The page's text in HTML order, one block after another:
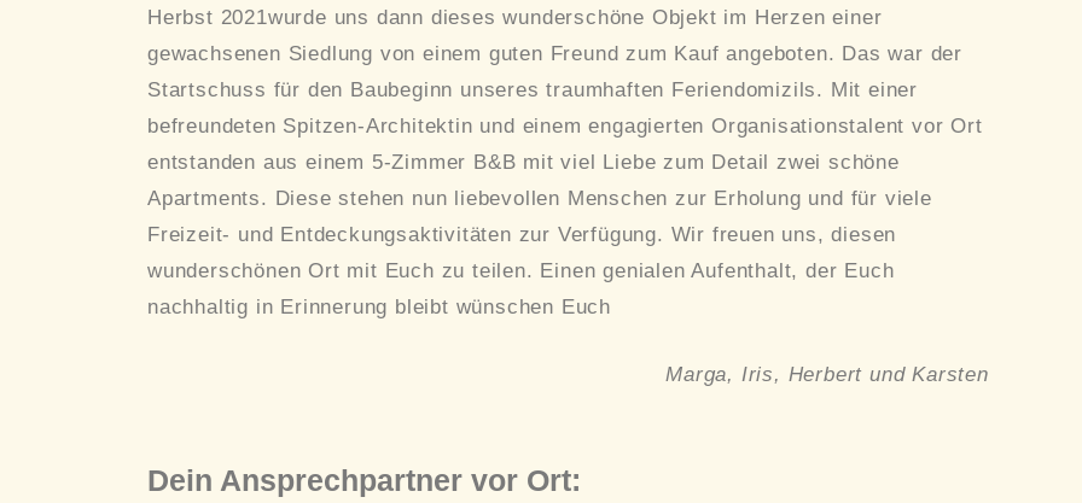
Herbst 2021wurde uns dann dieses wunderschöne Objekt im Herzen einer
gewachsenen Siedlung von einem guten Freund zum Kauf angeboten. Das war der
Startschuss für den Baubeginn unseres traumhaften Feriendomizils. Mit einer
befreundeten Spitzen-Architektin und einem engagierten Organisationstalent vor Ort
entstanden aus einem 5-Zimmer B&B mit viel Liebe zum Detail zwei schöne
Apartments. Diese stehen nun liebevollen Menschen zur Erholung und für viele
Freizeit- und Entdeckungsaktivitäten zur Verfügung. Wir freuen uns, diesen
wunderschönen Ort mit Euch zu teilen. Einen genialen Aufenthalt, der Euch
nachhaltig in Erinnerung bleibt wünschen Euch
Marga, Iris, Herbert und Karsten
Dein Ansprechpartner vor Ort: